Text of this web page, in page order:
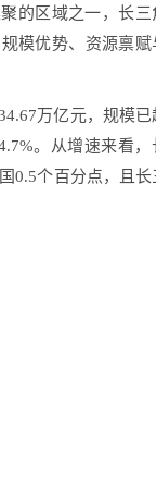
的区域之一，长三
模优势、资源禀赋
万亿元，规模已
。从增速来看，
0.5个百分点，且长